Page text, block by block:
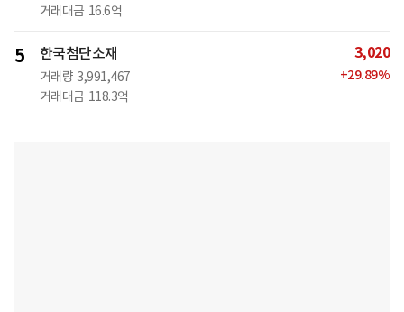
거래대금 16.6억
5 한국첨단소재
거래량 3,991,467
거래대금 118.3억
3,020
+29.89%